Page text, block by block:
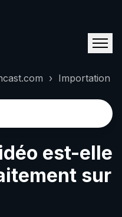
Importation
est-elle
sur